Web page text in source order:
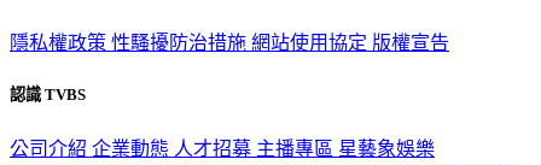
隱私權政策 性騷擾防治措施 網站使用協定 版權宣告
認識 TVBS
公司介紹 企業動態 人才招募 主播專區 星藝象娛樂